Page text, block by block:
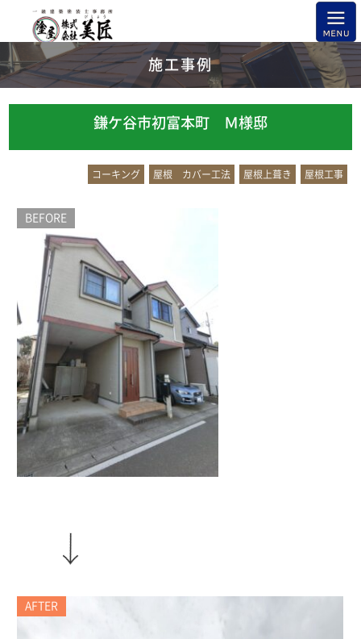
施工事例
鎌ケ谷市初富本町 Ｍ様邸
コーキング 屋根 カバー工法 屋根上葺き 屋根工事
BEFORE
AFTER